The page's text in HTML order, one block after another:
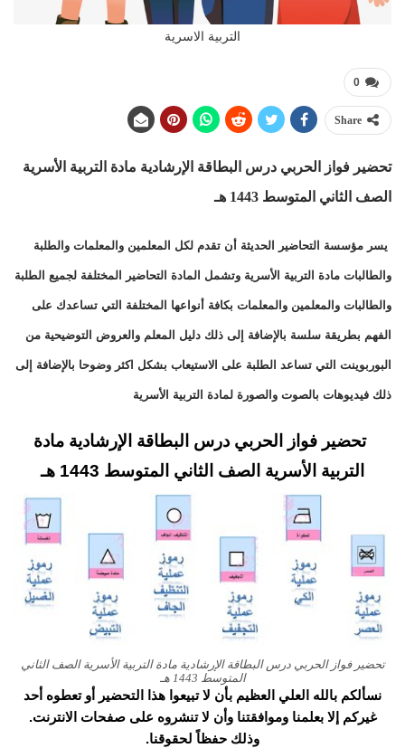
التربية الاسرية
0
Share
تحضير فواز الحربي درس البطاقة الإرشادية مادة التربية الأسرية
الصف الثاني المتوسط 1443 هـ
يسر مؤسسة التحاضير الحديثة أن تقدم لكل المعلمين والمعلمات والطلبة
والطالبات مادة التربية الأسرية وتشمل المادة التحاضير المختلفة لجميع الطلبة
والطالبات والمعلمين والمعلمات بكافة أنواعها المختلفة التي تساعدك على
الفهم بطريقة سلسة بالإضافة إلى ذلك دليل المعلم والعروض التوضيحية من
البوربوينت التي تساعد الطلبة على الاستيعاب بشكل اكثر وضوحا بالإضافة إلى
ذلك فيديوهات بالصوت والصورة لمادة التربية الأسرية
تحضير فواز الحربي درس البطاقة الإرشادية مادة
التربية الأسرية الصف الثاني المتوسط 1443 هـ
تحضير فواز الحربي درس البطاقة الإرشادية مادة التربية الأسرية الصف الثاني
المتوسط 1443 هـ
نسألكم بالله العلي العظيم بأن لا تبيعوا هذا التحضير أو تعطوه أحد
غيركم إلا بعلمنا وموافقتنا وأن لا تنشروه على صفحات الانترنت.
وذلك حفظاً لحقوقنا.